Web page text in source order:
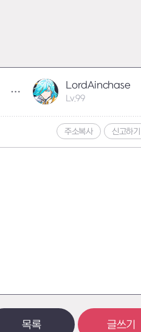
LordAinchase
Lv.99
주소복사 신고하기
목록 글쓰기